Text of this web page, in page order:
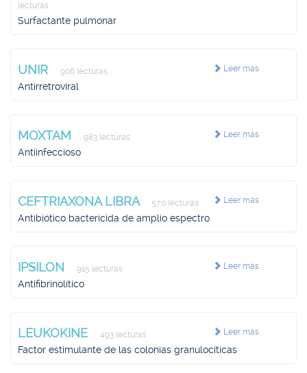
lecturas
Surfactante pulmonar
Leer más
UNIR 906 lecturas
Antirretroviral
Leer más
MOXTAM 983 lecturas
Antiinfeccioso
Leer más
CEFTRIAXONA LIBRA 570 lecturas
Antibiótico bactericida de amplio espectro
Leer más
IPSILON 915 lecturas
Antifibrinolítico
Leer más
LEUKOKINE 493 lecturas
Factor estimulante de las colonias granulocíticas